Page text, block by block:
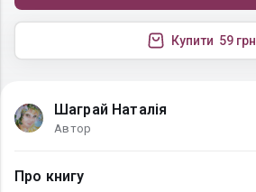
Купити 59 грн
Шаграй Наталія
Автор
Про книгу